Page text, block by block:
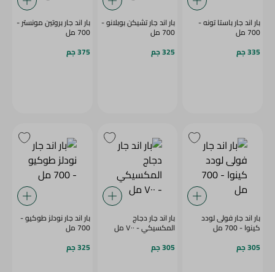
بار اند جار باستا تونه -
700 مل
335 جم
بار اند جار تشيكن بوبلانو -
700 مل
325 جم
بار اند جار بروتين مونستر -
700 مل
375 جم
بار اند جار فولى لودد
كينوا - 700 مل
305 جم
بار اند جار دجاج
المكسيكي - ٧٠٠ مل
305 جم
بار اند جار نودلز طوكيو -
700 مل
325 جم